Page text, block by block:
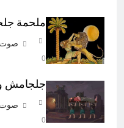
ملحمة
صوت
0
جلجامش
صوت
0